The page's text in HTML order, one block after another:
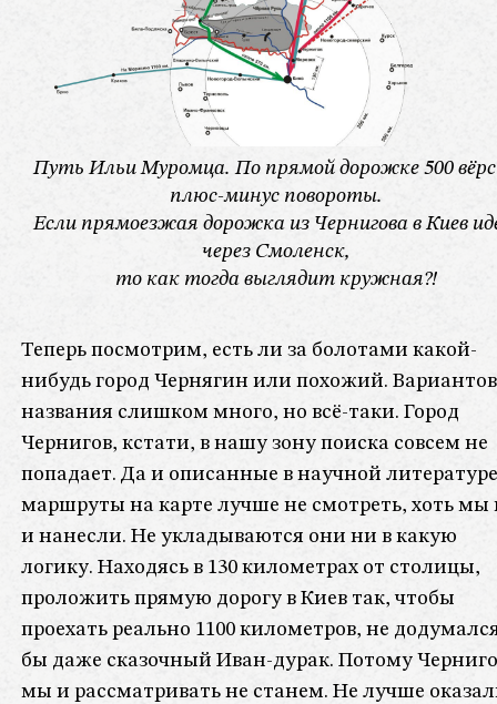
Путь Ильи Муромца. По прямой дорожке 500
плюс-минус повороты.
Если прямоезжая дорожка из Чернигова в Киев
через Смоленск,
то как тогда выглядит кружная?!
Теперь посмотрим, есть ли за болотами какой-
нибудь город Чернягин или похожий. Вариантов
названия слишком много, но всё-таки. Город
Чернигов, кстати, в нашу зону поиска совсем не
попадает. Да и описанные в научной литературе
маршруты на карте лучше не смотреть, хоть мы
и нанесли. Не укладываются они ни в какую
логику. Находясь в 130 километрах от столицы,
проложить прямую дорогу в Киев так, чтобы
проехать реально 1100 километров, не
бы даже сказочный Иван-дурак. Потому
мы и рассматривать не станем. Не лучше